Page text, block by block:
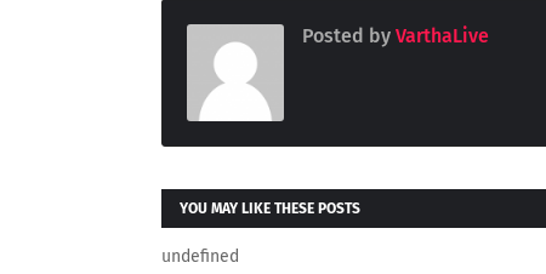
Posted by VarthaLive
YOU MAY LIKE THESE POSTS
undefined